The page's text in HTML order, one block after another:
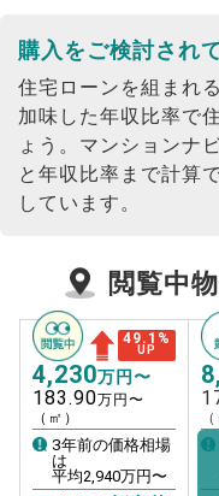
購入をご検討され
住宅ローンを組まれ
加味した年収比率で
ょう。 マンションナ
と年収比率まで計算
しています。
閲覧中
49.1 %
UP
4,230万円〜
183.90万円〜
（㎡）
3年前の価格相場
は
平均2,940万円〜